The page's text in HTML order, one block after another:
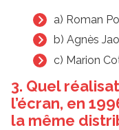
a) Roman
b) Agnès
c) Marion
3. Quel
l’écran, en
la même